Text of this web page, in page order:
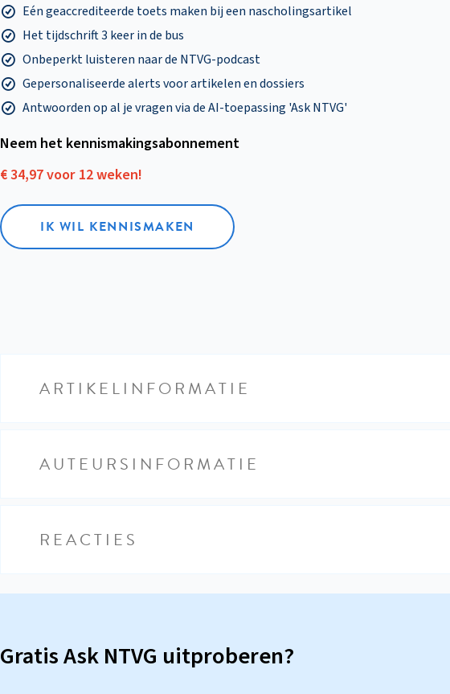
Eén geaccrediteerde toets maken bij een nascholingsartikel
Het tijdschrift 3 keer in de bus
Onbeperkt luisteren naar de NTVG-podcast
Gepersonaliseerde alerts voor artikelen en dossiers
Antwoorden op al je vragen via de AI-toepassing 'Ask NTVG'
Neem het kennismakings­abonnement
€ 34,97 voor 12 weken!
IK WIL KENNISMAKEN
ARTIKELINFORMATIE
AUTEURSINFORMATIE
REACTIES
Gratis Ask NTVG uitproberen?